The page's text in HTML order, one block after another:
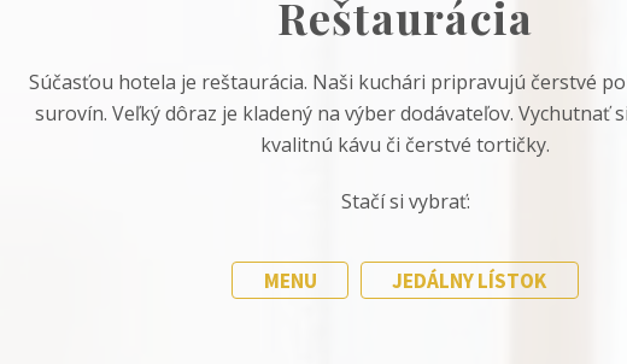
Reštaurácia
Súčasťou hotela je reštaurácia. Naši kuchári pripravujú čerstvé
surovín. Veľký dôraz je kladený na výber dodávateľov. Vychutnať
kvalitnú kávu či čerstvé tortičky.
Stačí si vybrať:
MENU JEDÁLNY LÍSTOK